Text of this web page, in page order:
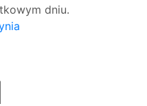
dniu.